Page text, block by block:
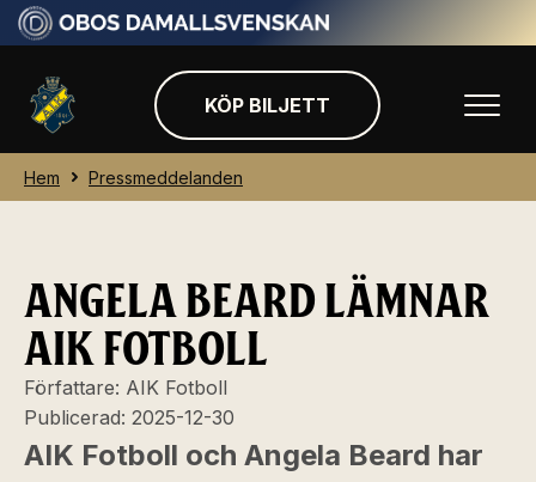
KÖP BILJETT
Hem Pressmeddelanden
ANGELA BEARD LÄMNAR
AIK FOTBOLL
Författare: AIK Fotboll
Publicerad: 2025-12-30
AIK Fotboll och Angela Beard har